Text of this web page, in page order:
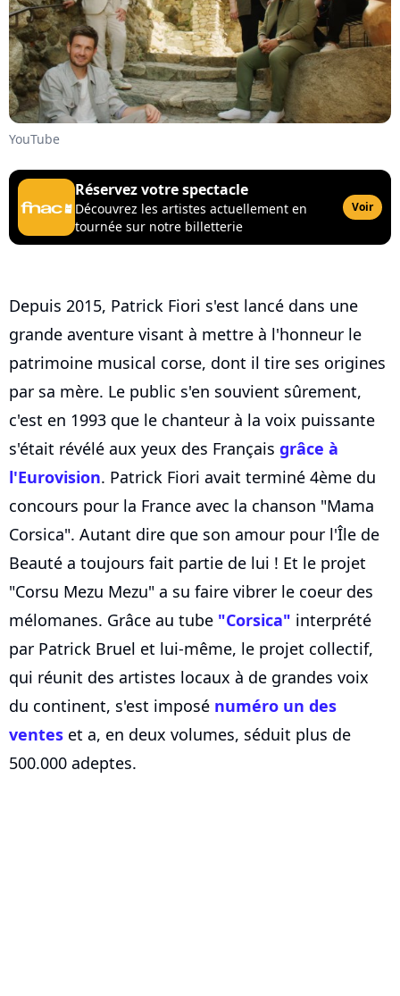
YouTube
Réservez votre spectacle
Découvrez les artistes actuellement en
tournée sur notre billetterie
Voir
Depuis 2015, Patrick Fiori s'est lancé dans une
grande aventure visant à mettre à l'honneur le
patrimoine musical corse, dont il tire ses origines
par sa mère. Le public s'en souvient sûrement,
c'est en 1993 que le chanteur à la voix puissante
s'était révélé aux yeux des Français grâce à
l'Eurovision. Patrick Fiori avait terminé 4ème du
concours pour la France avec la chanson "Mama
Corsica". Autant dire que son amour pour l'Île de
Beauté a toujours fait partie de lui ! Et le projet
"Corsu Mezu Mezu" a su faire vibrer le coeur des
mélomanes. Grâce au tube "Corsica" interprété
par Patrick Bruel et lui-même, le projet collectif,
qui réunit des artistes locaux à de grandes voix
du continent, s'est imposé numéro un des
ventes et a, en deux volumes, séduit plus de
500.000 adeptes.